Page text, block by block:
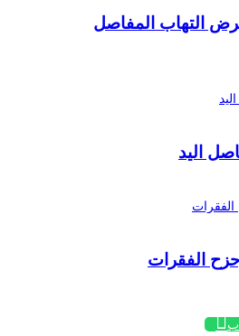
التهاب المفاصل
اليد
الفقرات
